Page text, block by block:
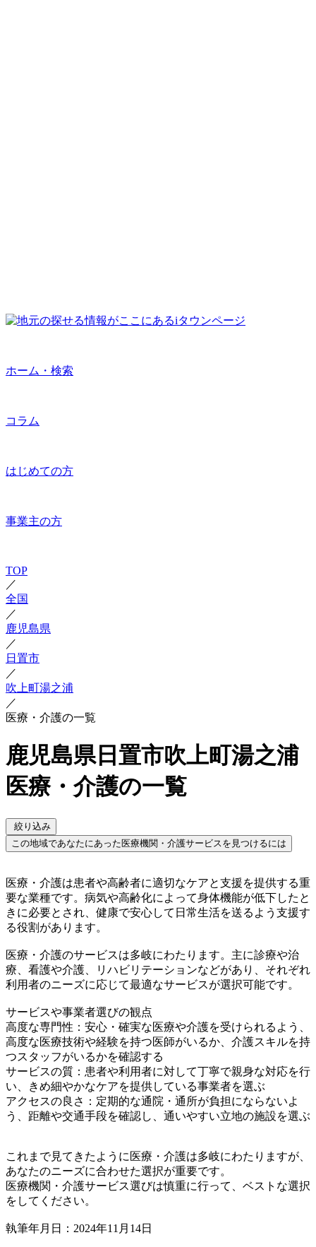
ホーム・検索
コラム
はじめての方
事業主の方
TOP
／
全国
／
鹿児島県
／
日置市
／
吹上町湯之浦
／
医療・介護の一覧
鹿児島県日置市吹上町湯之浦
医療・介護の一覧
絞り込み
この地域であなたにあった医療機関・介護サービスを見つけるには
医療・介護は患者や高齢者に適切なケアと支援を提供する重
要な業種です。病気や高齢化によって身体機能が低下したと
きに必要とされ、健康で安心して日常生活を送るよう支援す
る役割があります。
医療・介護のサービスは多岐にわたります。主に診療や治
療、看護や介護、リハビリテーションなどがあり、それぞれ
利用者のニーズに応じて最適なサービスが選択可能です。
サービスや事業者選びの観点
高度な専門性：安心・確実な医療や介護を受けられるよう、
高度な医療技術や経験を持つ医師がいるか、介護スキルを持
つスタッフがいるかを確認する
サービスの質：患者や利用者に対して丁寧で親身な対応を行
い、きめ細やかなケアを提供している事業者を選ぶ
アクセスの良さ：定期的な通院・通所が負担にならないよ
う、距離や交通手段を確認し、通いやすい立地の施設を選ぶ
これまで見てきたように医療・介護は多岐にわたりますが、
あなたのニーズに合わせた選択が重要です。
医療機関・介護サービス選びは慎重に行って、ベストな選択
をしてください。
執筆年月日：2024年11月14日